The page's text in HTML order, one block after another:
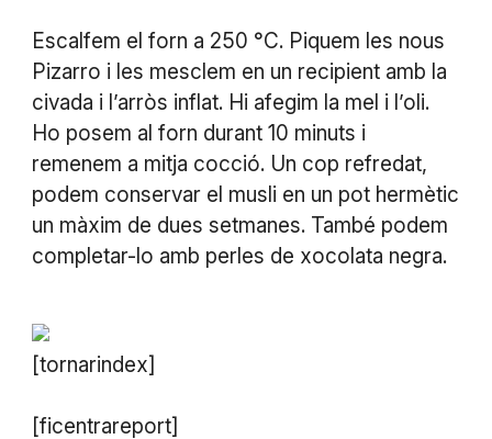
Escalfem el forn a 250 °C. Piquem les nous
Pizarro i les mesclem en un recipient amb la
civada i l’arròs inflat. Hi afegim la mel i l’oli.
Ho posem al forn durant 10 minuts i
remenem a mitja cocció. Un cop refredat,
podem conservar el musli en un pot hermètic
un màxim de dues setmanes. També podem
completar-lo amb perles de xocolata negra.
[tornarindex]
[ficentrareport]